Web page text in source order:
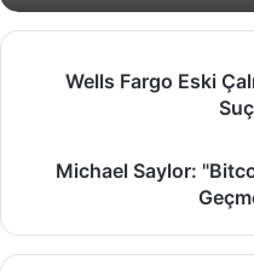
Wells Fargo Eski
Saylor:
1
Milyon
Michael Saylor: